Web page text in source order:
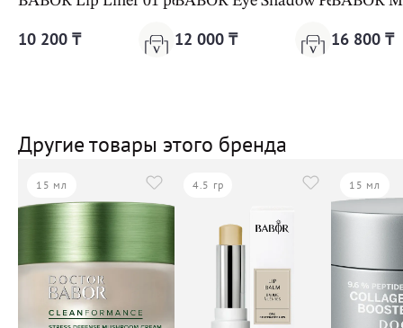
10 200 ₸ 12 000 ₸ 16 800 ₸
Другие товары этого бренда
15 мл 4.5 гр 15 мл